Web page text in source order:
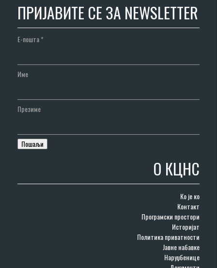
ПРИЈАВИТЕ СЕ ЗА NEWSLETTER
Е-пошта*
Име
Презиме
О КЦНС
Ко је ко
Контакт
Програмски простори
Историјат
Политика приватности
Јавне набавке
Наруџбенице